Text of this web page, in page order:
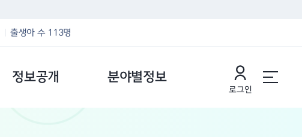
출생아 수 113명
정보공개 분야별정보
로그인